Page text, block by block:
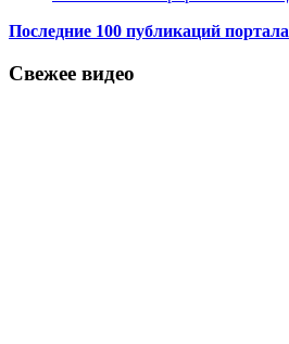
Последние 100 публикаций портала
Свежее видео